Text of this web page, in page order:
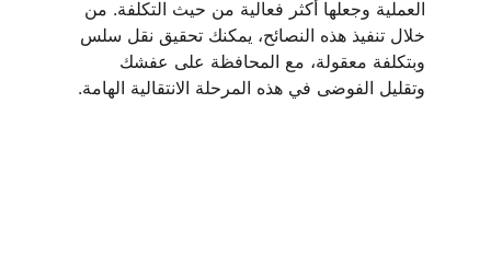
العملية وجعلها أكثر فعالية من حيث التكلفة. من
خلال تنفيذ هذه النصائح، يمكنك تحقيق نقل سلس
وبتكلفة معقولة، مع المحافظة على عفشك
وتقليل الفوضى في هذه المرحلة الانتقالية الهامة.